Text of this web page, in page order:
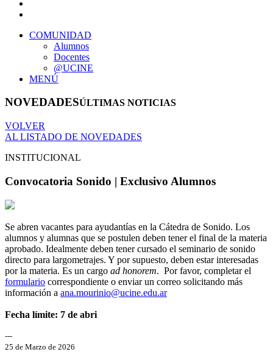
COMUNIDAD
Alumnos
Docentes
@UCINE
MENÚ
NOVEDADESÚLTIMAS NOTICIAS
VOLVER
AL LISTADO DE NOVEDADES
INSTITUCIONAL
Convocatoria Sonido | Exclusivo Alumnos
Se abren vacantes para ayudantías en la Cátedra de Sonido. Los
alumnos y alumnas que se postulen deben tener el final de la materia
aprobado. Idealmente deben tener cursado el seminario de sonido
directo para largometrajes. Y por supuesto, deben estar interesadas
por la materia. Es un cargo ad honorem. Por favor, completar el
formulario correspondiente o enviar un correo solicitando más
información a ana.mourinio@ucine.edu.ar
Fecha límite: 7 de abri
---
25 de Marzo de 2026